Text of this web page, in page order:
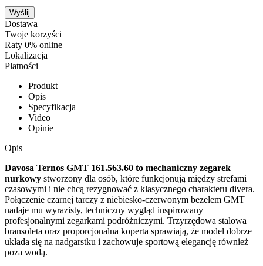
Wyślij
Dostawa
Twoje korzyści
Raty 0% online
Lokalizacja
Płatności
Produkt
Opis
Specyfikacja
Video
Opinie
Opis
Davosa Ternos GMT 161.563.60 to mechaniczny zegarek
nurkowy stworzony dla osób, które funkcjonują między strefami
czasowymi i nie chcą rezygnować z klasycznego charakteru divera.
Połączenie czarnej tarczy z niebiesko-czerwonym bezelem GMT
nadaje mu wyrazisty, techniczny wygląd inspirowany
profesjonalnymi zegarkami podróżniczymi. Trzyrzędowa stalowa
bransoleta oraz proporcjonalna koperta sprawiają, że model dobrze
układa się na nadgarstku i zachowuje sportową elegancję również
poza wodą.